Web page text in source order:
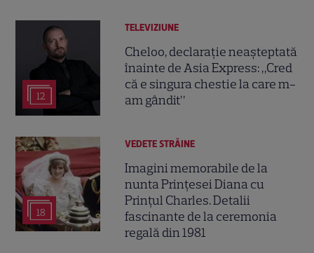
12
TELEVIZIUNE
Cheloo, declarație neașteptată
înainte de Asia Express: „Cred
că e singura chestie la care m-
am gândit”
18
VEDETE STRĂINE
Imagini memorabile de la
nunta Prințesei Diana cu
Prințul Charles. Detalii
fascinante de la ceremonia
regală din 1981